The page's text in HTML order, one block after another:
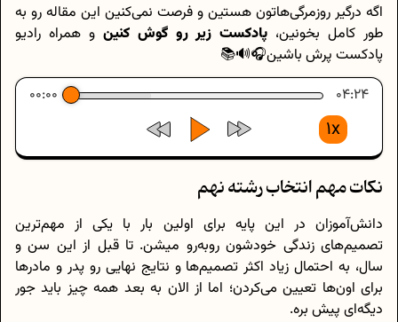
اگه درگیر روزمرگی‌هاتون هستین و فرصت نمی‌کنین این مقاله رو به
طور کامل بخونین، پادکست زیر رو گوش کنین و همراه رادیو
پادکست پرش باشین🎧🔊📚
00:00
04:24
1x
نکات مهم انتخاب رشته نهم
دانش‌آموزان در این پایه برای اولین بار با یکی از مهم‌ترین
تصمیم‌های زندگی خودشون روبه‌رو میشن. تا قبل از این سن و
سال، به احتمال زیاد اکثر تصمیم‌ها و نتایج نهایی رو پدر و مادرها
برای اون‌ها تعیین می‌کردن؛ اما از الان به بعد همه چیز باید جور
دیگه‌ای پیش بره.